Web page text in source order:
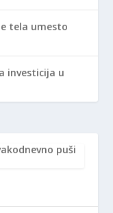
tela umesto
investicija u
puši